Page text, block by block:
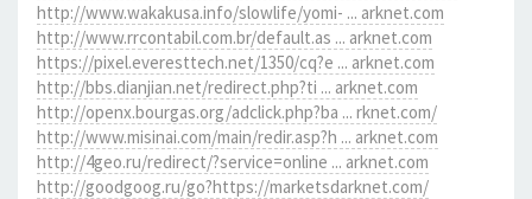
http://www.wakakusa.info/slowlife/yomi- ... arknet.com
http://www.rrcontabil.com.br/default.as ... arknet.com
https://pixel.everesttech.net/1350/cq?e ... arknet.com
http://bbs.dianjian.net/redirect.php?ti ... arknet.com
http://openx.bourgas.org/adclick.php?ba ... rknet.com/
http://www.misinai.com/main/redir.asp?h ... arknet.com
http://4geo.ru/redirect/?service=online ... arknet.com
http://goodgoog.ru/go?https://marketsdarknet.com/